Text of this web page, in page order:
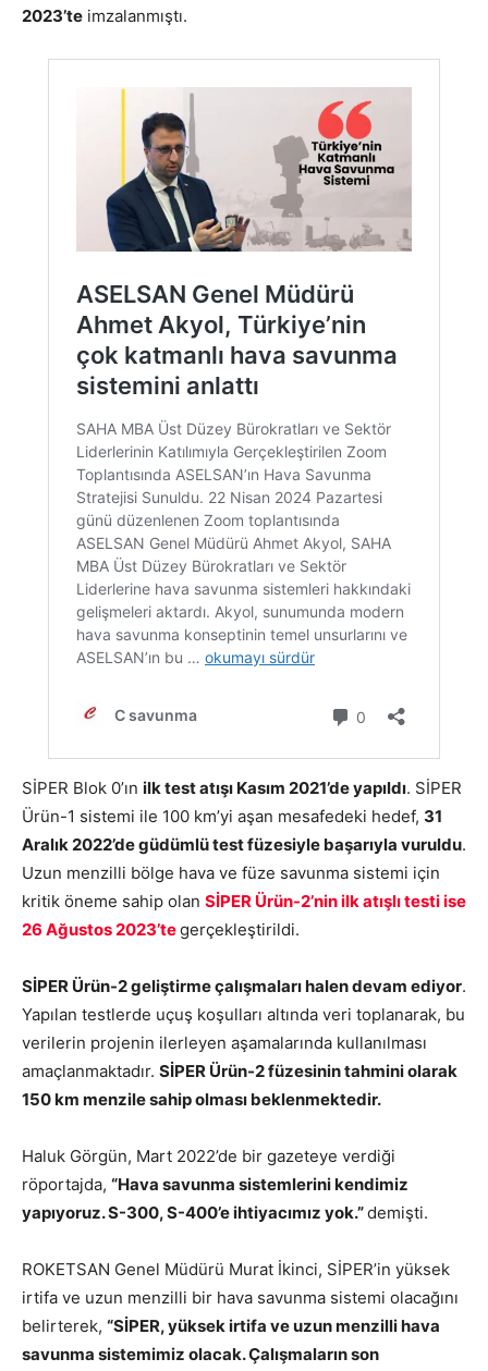
2023’te imzalanmıştı.
SİPER Blok 0’ın ilk test atışı Kasım 2021’de yapıldı. SİPER
Ürün-1 sistemi ile 100 km’yi aşan mesafedeki hedef, 31
Aralık 2022’de güdümlü test füzesiyle başarıyla vuruldu.
Uzun menzilli bölge hava ve füze savunma sistemi için
kritik öneme sahip olan SİPER Ürün-2’nin ilk atışlı testi ise
26 Ağustos 2023’tegerçekleştirildi.
SİPER Ürün-2 geliştirme çalışmaları halen devam ediyor.
Yapılan testlerde uçuş koşulları altında veri toplanarak, bu
verilerin projenin ilerleyen aşamalarında kullanılması
amaçlanmaktadır. SİPER Ürün-2 füzesinin tahmini olarak
150 km menzile sahip olması beklenmektedir.
Haluk Görgün, Mart 2022’de bir gazeteye verdiği
röportajda, “Hava savunma sistemlerini kendimiz
yapıyoruz. S-300, S-400’e ihtiyacımız yok.”demişti.
ROKETSAN Genel Müdürü Murat İkinci, SİPER’in yüksek
irtifa ve uzun menzilli bir hava savunma sistemi olacağını
belirterek, “SİPER, yüksek irtifa ve uzun menzilli hava
savunma sistemimiz olacak. Çalışmaların son